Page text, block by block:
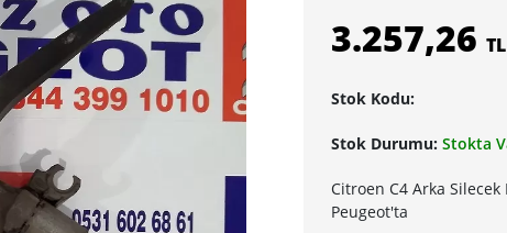
3.257,26 TL
Stok Kodu:
Stok Durumu: Stokta
Citroen C4 Arka
Peugeot'ta